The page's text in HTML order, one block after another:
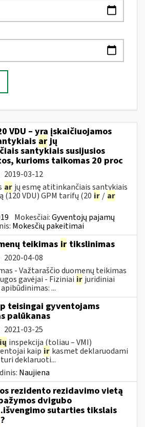
VDU – yra įskaičiuojamos
arjų
santykiais susijusios
kurioms taikomas 20 proc
2019-03-12
ar jų esmę atitinkančiais santykiais
(120 VDU) GPM tarifų (20 ir / ar
Mokesčiai:Gyventojų pajamų
Mokesčių pakeitimai
teikimas ir tikslinimas
2020-04-08
- Važtaraščio duomenų teikimas
gavėjai - Fiziniai ir juridiniai
...
teisingai gyventojams
palūkanas
2021-03-25
inspekcija (toliau – VMI)
kaip ir kasmet deklaruodami
deklaruoti...
Naujiena
rezidento rezidavimo vietą
dvigubo
sutarties tikslais
?